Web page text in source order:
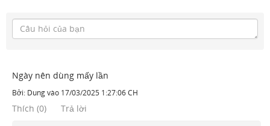
Ngày nên dùng mấy lần
Bởi: Dungvào 17/03/2025 1:27:06 CH
Thích (0) Trả lời